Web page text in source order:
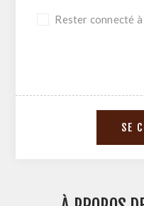
Rester connecté